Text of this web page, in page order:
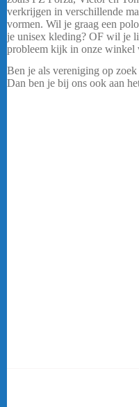
verkrijgen in verschillende
vormen. Wil je graag een
je unisex kleding? OF wil je
probleem kijk in onze winkel
Ben je als vereniging op
Dan ben je bij ons ook aan